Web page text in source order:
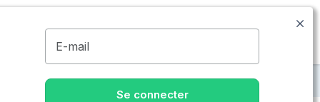
09.74.59.59.57
- Plerin
E-mail
Se connecter